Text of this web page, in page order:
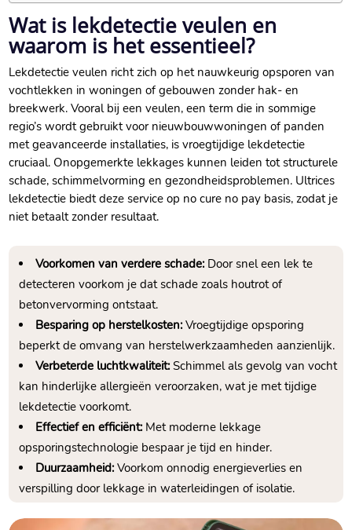
Wat is lekdetectie veulen en
waarom is het essentieel?
Lekdetectie veulen richt zich op het nauwkeurig opsporen van
vochtlekken in woningen of gebouwen zonder hak- en
breekwerk. Vooral bij een veulen, een term die in sommige
regio’s wordt gebruikt voor nieuwbouwwoningen of panden
met geavanceerde installaties, is vroegtijdige lekdetectie
cruciaal. Onopgemerkte lekkages kunnen leiden tot structurele
schade, schimmelvorming en gezondheidsproblemen. Ultrices
lekdetectie biedt deze service op no cure no pay basis, zodat je
niet betaalt zonder resultaat.
Voorkomen van verdere schade:Door snel een lek te
detecteren voorkom je dat schade zoals houtrot of
betonvervorming ontstaat.
Besparing op herstelkosten:Vroegtijdige opsporing
beperkt de omvang van herstelwerkzaamheden aanzienlijk.
Verbeterde luchtkwaliteit:Schimmel als gevolg van vocht
kan hinderlijke allergieën veroorzaken, wat je met tijdige
lekdetectie voorkomt.
Effectief en efficiënt:Met moderne lekkage
opsporingstechnologie bespaar je tijd en hinder.
Duurzaamheid:Voorkom onnodig energieverlies en
verspilling door lekkage in waterleidingen of isolatie.